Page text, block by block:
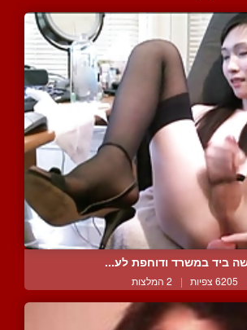
ביד במשרד ודוחפת לע...
6205 צפיות | 2 המלצות